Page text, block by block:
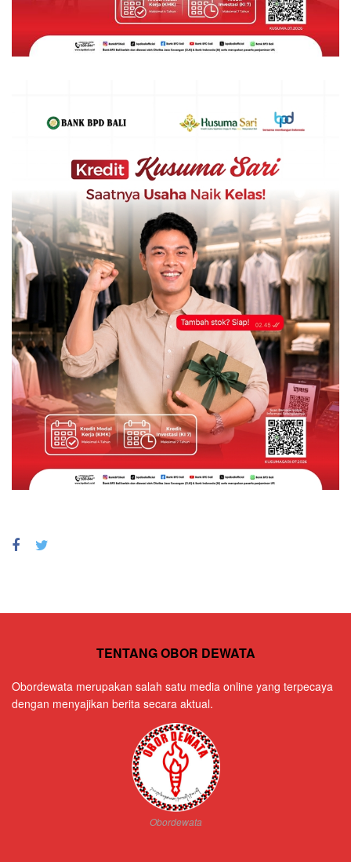
TENTANG OBOR DEWATA
Obordewata merupakan salah satu media online yang terpecaya
dengan menyajikan berita secara aktual.
Obordewata